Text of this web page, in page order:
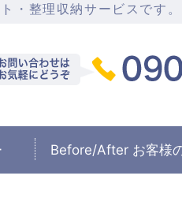
・整理収納サービスです。
Before/After お客様